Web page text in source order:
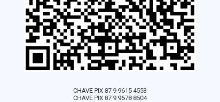
CHAVE PIX 87 9 9615 4553
CHAVE PIX 87 9 9678 8504